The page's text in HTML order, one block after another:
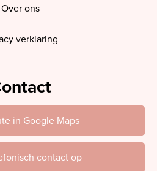
Over ons
verklaring
in Google Maps
contact op